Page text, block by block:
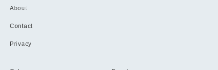
About
Contact
Privacy